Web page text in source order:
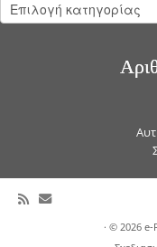
Kατηγορίες
· © 2026 e-